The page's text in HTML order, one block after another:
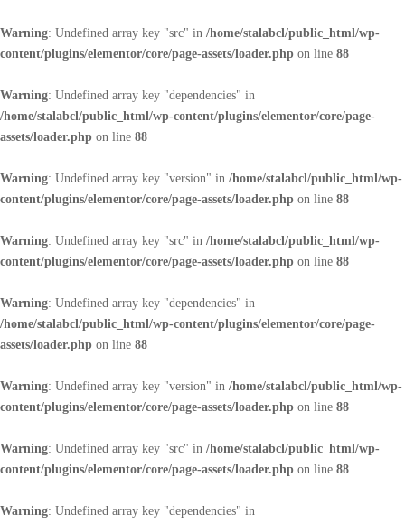
Warning: Undefined array key "src" in /home/stalabcl/public_html/wp-
content/plugins/elementor/core/page-assets/loader.php on line 88
Warning: Undefined array key "dependencies" in
/home/stalabcl/public_html/wp-content/plugins/elementor/core/page-
assets/loader.php on line 88
Warning: Undefined array key "version" in /home/stalabcl/public_html/wp-
content/plugins/elementor/core/page-assets/loader.php on line 88
Warning: Undefined array key "src" in /home/stalabcl/public_html/wp-
content/plugins/elementor/core/page-assets/loader.php on line 88
Warning: Undefined array key "dependencies" in
/home/stalabcl/public_html/wp-content/plugins/elementor/core/page-
assets/loader.php on line 88
Warning: Undefined array key "version" in /home/stalabcl/public_html/wp-
content/plugins/elementor/core/page-assets/loader.php on line 88
Warning: Undefined array key "src" in /home/stalabcl/public_html/wp-
content/plugins/elementor/core/page-assets/loader.php on line 88
Warning: Undefined array key "dependencies" in